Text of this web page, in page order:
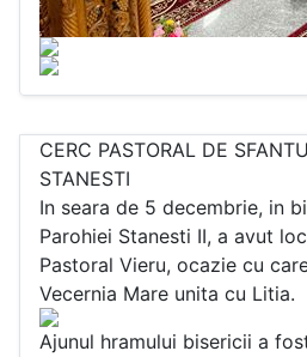
CERC PASTORAL DE
STANESTI
In seara de 5 decembrie, in
Parohiei Stanesti II, a avut
Pastoral Vieru, ocazie cu
Vecernia Mare unita cu Litia.
Ajunul hramului bisericii a